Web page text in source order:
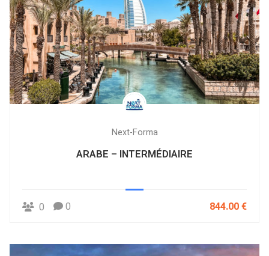
Next-Forma
ARABE – INTERMÉDIAIRE
0 0 844.00 €